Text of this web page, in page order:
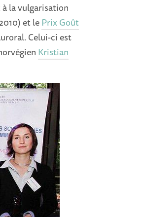
à la vulgarisation
et lePrix Goût
Celui-ci est
Kristian